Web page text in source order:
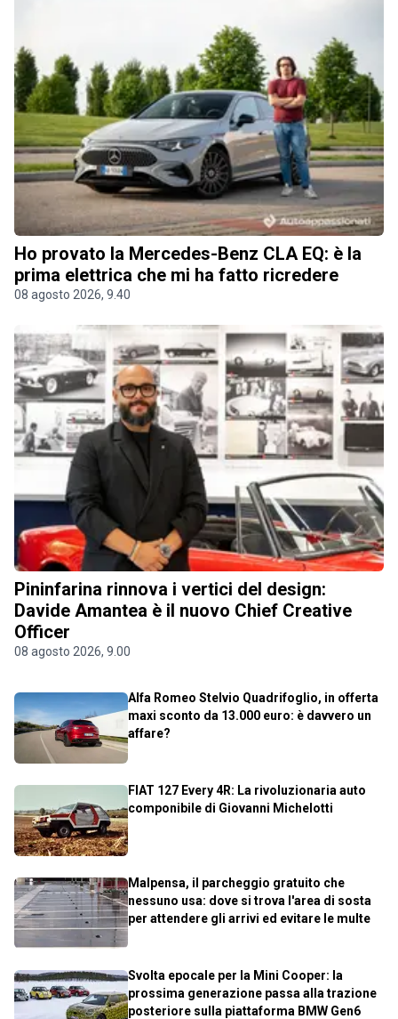
Ho provato la Mercedes-Benz CLA EQ: è la
prima elettrica che mi ha fatto ricredere
08 agosto 2026, 9.40
Pininfarina rinnova i vertici del design:
Davide Amantea è il nuovo Chief Creative
Officer
08 agosto 2026, 9.00
Alfa Romeo Stelvio Quadrifoglio, in offerta
maxi sconto da 13.000 euro: è davvero un
affare?
FIAT 127 Every 4R: La rivoluzionaria auto
componibile di Giovanni Michelotti
Malpensa, il parcheggio gratuito che
nessuno usa: dove si trova l'area di sosta
per attendere gli arrivi ed evitare le multe
Svolta epocale per la Mini Cooper: la
prossima generazione passa alla trazione
posteriore sulla piattaforma BMW Gen6